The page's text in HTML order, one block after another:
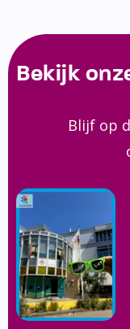
Bekijk
Blijf op